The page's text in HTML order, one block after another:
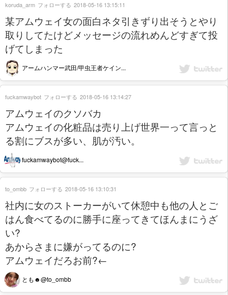
某アムウェイ女の面白ネタ引きずり出そうとやり
取りしてたけどメッセージの流れめんどすぎて投
げてしまった
アームハンマー武田/甲虫王者ケイン...
koruda_arm フォローする 2018-05-16 13:15:11
アムウェイのクソバカ
アムウェイの化粧品は売り上げ世界一って言っと
る割にブスが多い、肌が汚い。
fuckamwaybot@fuck...
fuckamwaybot フォローする 2018-05-16 13:14:27
社内に女のストーカーがいて休憩中も他の人とご
はん食べてるのに勝手に座ってきてほんまにうざ
い?
あからさまに嫌がってるのに?
アムウェイだろお前?←
とも☻@to_ombb
to_ombb フォローする 2018-05-16 13:10:31